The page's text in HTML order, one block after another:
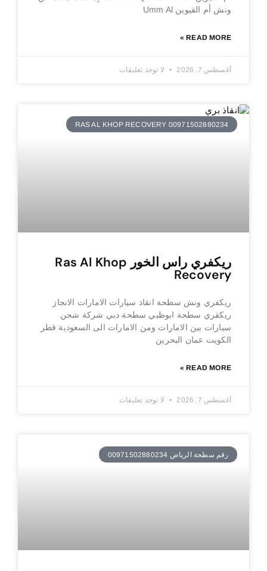
ونش أم القيوين Umm Al
READ MORE »
أغسطس 7, 2026 لا توجد تعليقات
RAS AL KHOP RECOVERY 00971502880234
ريكفري راس الخور Ras Al Khop
Recovery
ريكفري ونش سطحة انقاذ سيارات الامارات الانجاز
ريكفري سطحة ابوظبي سطحة دبي شركة شحن
سيارات بين الامارات ومن الامارات الى السعودية قطر
الكويت عمان البحرين
READ MORE »
أغسطس 7, 2026 لا توجد تعليقات
رقم سطحة الرياض 00971502880234